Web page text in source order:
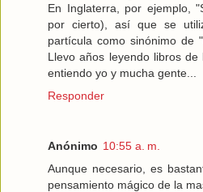
En Inglaterra, por ejemplo,
por cierto), así que se
partícula como sinónimo de
Llevo años leyendo libros
entiendo yo y mucha gente...
Responder
Anónimo 10:55 a. m.
Aunque necesario, es
pensamiento mágico de la